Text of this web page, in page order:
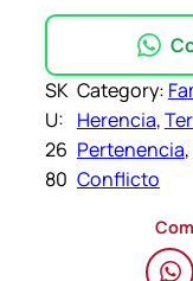
o
u
l
t
a
–
SK
U:
26
80
Category:
Herencia,
Pertenencia,
Conflicto